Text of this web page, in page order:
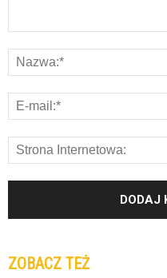
ZOBACZ TEŻ